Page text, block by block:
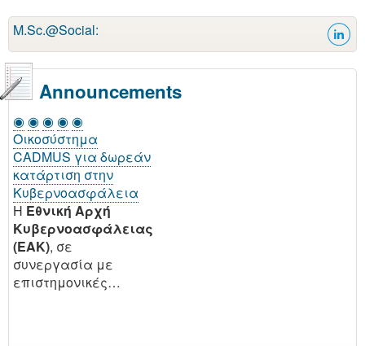
M.Sc.@Social:
Announcements
◉ ◉ ◉ ◉ ◉
Οικοσύστημα
CADMUS για δωρεάν
κατάρτιση στην
Κυβερνοασφάλεια
H Εθνική Αρχή
Κυβερνοασφάλειας
(EAK), σε
συνεργασία με
επιστημονικές…